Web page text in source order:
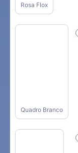
Rosa Flox
Quadro Branco